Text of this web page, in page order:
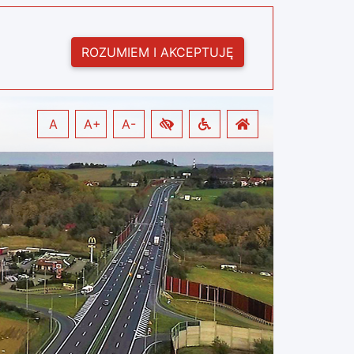
ROZUMIEM I AKCEPTUJĘ
A A+ A-